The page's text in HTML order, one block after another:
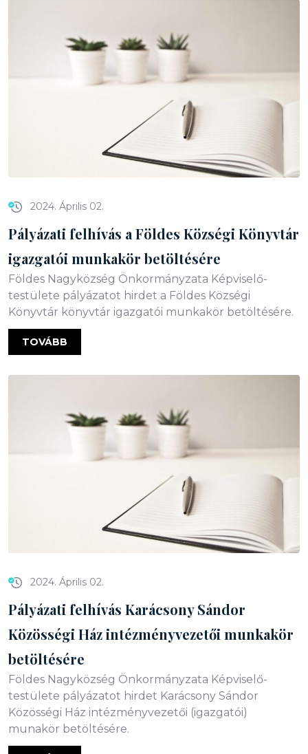
2024. Április 02.
Pályázati felhívás a Földes Községi Könyvtár
igazgatói munkakör betöltésére
Földes Nagyközség Önkormányzata Képviselő-
testülete pályázatot hirdet a Földes Községi
Könyvtár könyvtár igazgatói munkakör betöltésére.
TOVÁBB
2024. Április 02.
Pályázati felhívás Karácsony Sándor
Közösségi Ház intézményvezetői munkakör
betöltésére
Földes Nagyközség Önkormányzata Képviselő-
testülete pályázatot hirdet Karácsony Sándor
Közösségi Ház intézményvezetői (igazgatói)
munakör betöltésére.